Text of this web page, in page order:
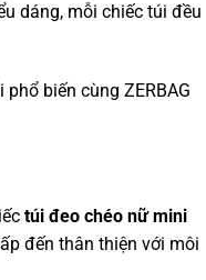
dáng, mỗi chiếc túi đều
biến cùng ZERBAG
túi đeo chéo nữ mini
đến thân thiện với môi